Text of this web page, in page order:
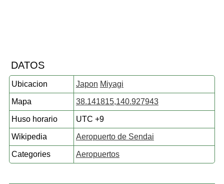
DATOS
Ubicacion Japon Miyagi
Mapa 38.141815,140.927943
Huso horario UTC +9
Wikipedia Aeropuerto de Sendai
Categories Aeropuertos